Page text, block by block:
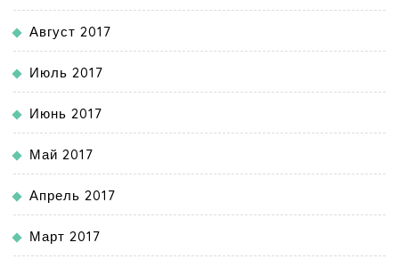
Август 2017
Июль 2017
Июнь 2017
Май 2017
Апрель 2017
Март 2017